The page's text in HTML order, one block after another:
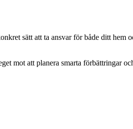
sätt att ta ansvar för både ditt hem
mot att planera smarta förbättringar